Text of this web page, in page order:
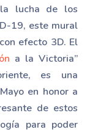
lucha de los
19, este mural
efecto 3D. El
a la Victoria”
es una
en honor a
de estos
para poder